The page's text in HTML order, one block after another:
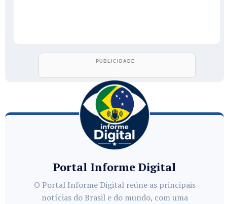
Portal Informe Digital
O Portal Informe Digital reúne as principais
notícias do Brasil e do mundo, com uma